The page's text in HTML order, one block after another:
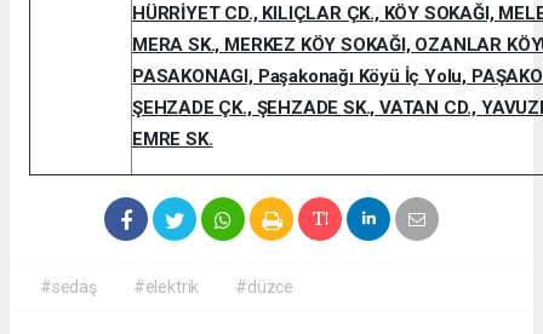
HÜRRİYET CD., KILIÇLAR ÇK., KÖY SOKAĞI,
MERA SK., MERKEZ KÖY SOKAĞI, OZANLAR
PASAKONAGI, Paşakonağı Köyü İç Yolu,
ŞEHZADE ÇK., ŞEHZADE SK., VATAN CD.,
EMRE SK.
#sedaş #elektrik #düzce